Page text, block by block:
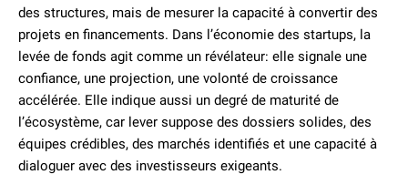
des structures, mais de mesurer la capacité à convertir des
projets en financements. Dans l’économie des startups, la
levée de fonds agit comme un révélateur: elle signale une
confiance, une projection, une volonté de croissance
accélérée. Elle indique aussi un degré de maturité de
l’écosystème, car lever suppose des dossiers solides, des
équipes crédibles, des marchés identifiés et une capacité à
dialoguer avec des investisseurs exigeants.